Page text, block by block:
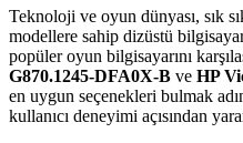
Teknoloji ve oyun dünyası, sık
modellere sahip dizüstü
popüler oyun bilgisayarını
G870.1245-DFA0X-B ve HP
en uygun seçenekleri bulmak
kullanıcı deneyimi açısından